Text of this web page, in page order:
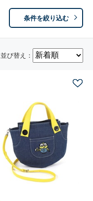
条件を絞り込む
並び替え：